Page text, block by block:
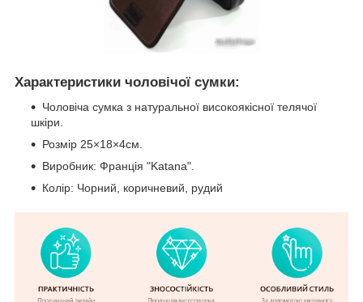
Характеристики чоловічої сумки:
Чоловіча сумка з натуральної високоякісної телячої
шкіри.
Розмір 25×18×4см.
Виробник: Франція "Katana".
Колір: Чорний, коричневий, рудий